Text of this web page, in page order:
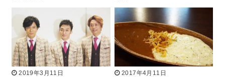
2019年3月11日
2017年4月11日